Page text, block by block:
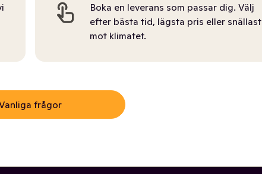
Boka en leverans som passar dig. Välj
efter bästa tid, lägsta pris eller snällast
mot klimatet.
frågor